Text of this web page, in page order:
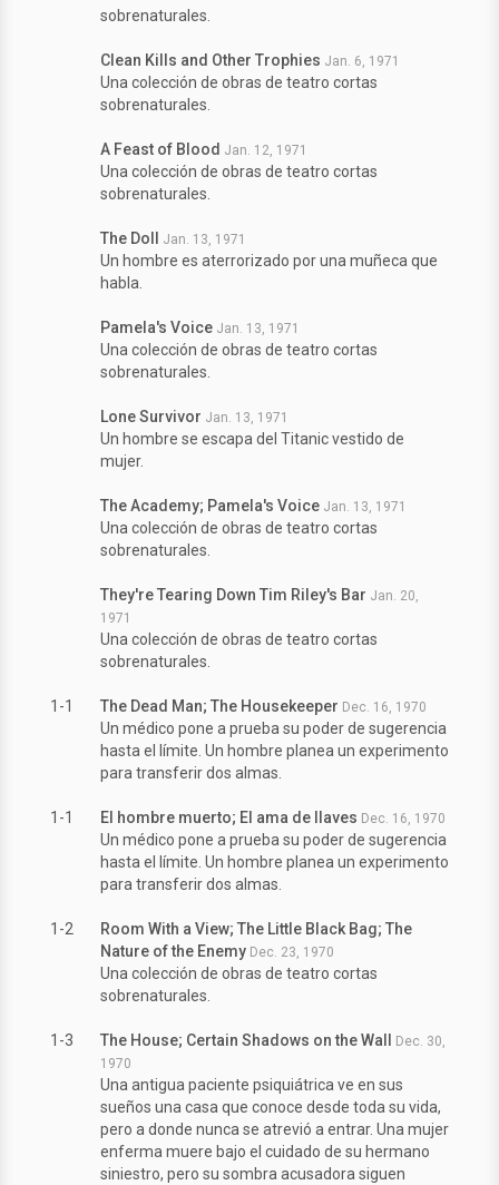
sobrenaturales.
Clean Kills and Other Trophies Jan. 6, 1971
Una colección de obras de teatro cortas
sobrenaturales.
A Feast of Blood Jan. 12, 1971
Una colección de obras de teatro cortas
sobrenaturales.
The Doll Jan. 13, 1971
Un hombre es aterrorizado por una muñeca que
habla.
Pamela's Voice Jan. 13, 1971
Una colección de obras de teatro cortas
sobrenaturales.
Lone Survivor Jan. 13, 1971
Un hombre se escapa del Titanic vestido de
mujer.
The Academy; Pamela's Voice Jan. 13, 1971
Una colección de obras de teatro cortas
sobrenaturales.
They're Tearing Down Tim Riley's Bar Jan. 20,
1971
Una colección de obras de teatro cortas
sobrenaturales.
1-1 The Dead Man; The Housekeeper Dec. 16, 1970
Un médico pone a prueba su poder de sugerencia
hasta el límite. Un hombre planea un experimento
para transferir dos almas.
1-1 El hombre muerto; El ama de llaves Dec. 16, 1970
Un médico pone a prueba su poder de sugerencia
hasta el límite. Un hombre planea un experimento
para transferir dos almas.
1-2
Room With a View; The Little Black Bag; The
Nature of the Enemy Dec. 23, 1970
Una colección de obras de teatro cortas
sobrenaturales.
1-3 The House; Certain Shadows on the Wall
Dec. 30,
1970
Una antigua paciente psiquiátrica ve en sus
sueños una casa que conoce desde toda su vida,
pero a donde nunca se atrevió a entrar. Una mujer
enferma muere bajo el cuidado de su hermano
siniestro, pero su sombra acusadora siguen